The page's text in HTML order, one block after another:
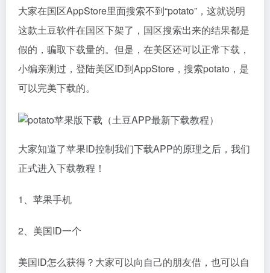
大家在国区AppStore里面搜索不到“potato”，这就说明
这款土豆软件在国区下架了，国区搜索出来的结果都是
假的，骗取下载量的。但是，在美区还可以正常下载，
小编亲测过，登陆美区ID到AppStore，搜索potato，是
可以完美下载的。
大家知道了苹果ID控制我们下载APP的原理之后，我们
正式进入下载教程！
1、苹果手机
2、美国ID一个
美国ID怎么获得？大家可以向自己的朋友借，也可以自